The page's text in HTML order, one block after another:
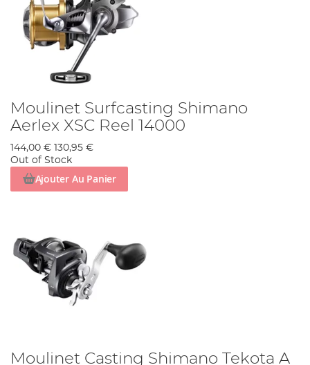
Moulinet Surfcasting Shimano
Aerlex XSC Reel 14000
144,00 € 130,95 €
Out of Stock
Ajouter Au Panier
Moulinet Casting Shimano Tekota A